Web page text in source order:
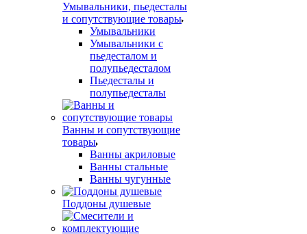
Умывальники, пьедесталы
и сопутствующие товары
Умывальники
Умывальники с
пьедесталом и
полупьедесталом
Пьедесталы и
полупьедесталы
Ванны и сопутствующие
товары
Ванны акриловые
Ванны стальные
Ванны чугунные
Поддоны душевые